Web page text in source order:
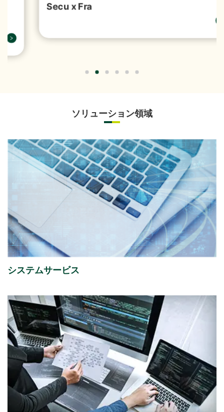
「授業料減免システム」を追加しました。
了に関するお知らせ
（88KB）
2026年07月08日 経営・財務
「さくらケーシーエスボランティア基金」の2025年度
寄付先を掲載しました。
2026年07月01日
ISR社主催セミナー『迫る、経済産業省「サプライチェ
ーン強化に向けたセキュリティ対策評価制度」今すぐ
始める課題の可視化と対策準備』出展のご案内
2026年07月01日 イベント
富士通株式会社主催イベント「Fujitsu Experience
Day 2026」
出展のご案内
2026年08月06日 経営・財務
「さくらケーシーエス、ヴィッセル神戸オフィシャル
パートナーとして2026/27シーズンを応援」を掲載し
ました。
（4,123KB）
Secu x Fra
ソリューション領域
システムサービス